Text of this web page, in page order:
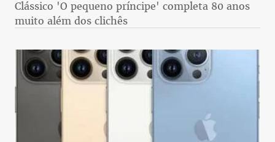
Clássico 'O pequeno príncipe' completa 80 anos
muito além dos clichês